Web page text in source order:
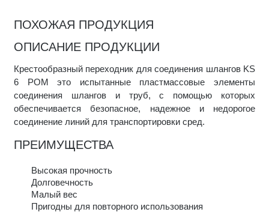
ПОХОЖАЯ ПРОДУКЦИЯ
ОПИСАНИЕ ПРОДУКЦИИ
Крестообразный переходник для соединения шлангов KS
6 POM это испытанные пластмассовые элементы
соединения шлангов и труб, с помощью которых
обеспечивается безопасное, надежное и недорогое
соединение линий для транспортировки сред.
ПРЕИМУЩЕСТВА
Высокая прочность
Долговечность
Малый вес
Пригодны для повторного использования